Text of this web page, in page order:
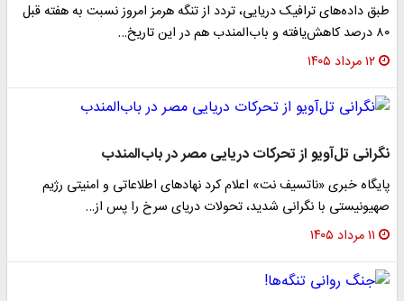
طبق داده‌های ترافیک دریایی، تردد از تنگه هرمز امروز نسبت به هفته قبل
۸۰ درصد کاهش‌یافته و باب‌المندب هم در این تاریخ…
۱۲ مرداد ۱۴۰۵
نگرانی تل‌آویو از تحرکات دریایی مصر در باب‌المندب
پایگاه خبری «ناتسیف نت» اعلام کرد نهادهای اطلاعاتی و امنیتی رژیم
صهیونیستی با نگرانی شدید، تحولات دریای سرخ را پس از…
۱۱ مرداد ۱۴۰۵